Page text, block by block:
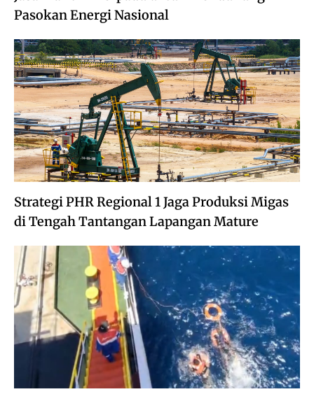
Pasokan Energi Nasional
Strategi PHR Regional 1 Jaga Produksi Migas
di Tengah Tantangan Lapangan Mature